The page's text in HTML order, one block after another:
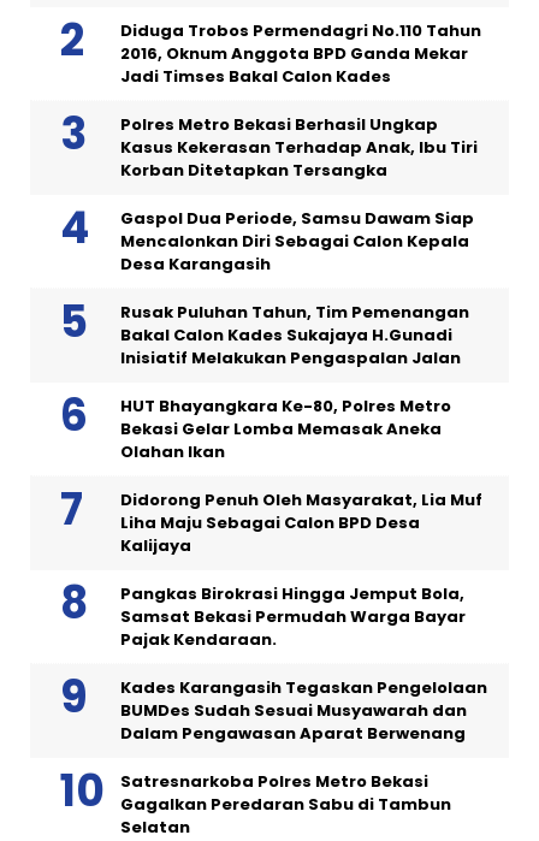
Diduga Trobos Permendagri No.110 Tahun
2016, Oknum Anggota BPD Ganda Mekar
Jadi Timses Bakal Calon Kades
Polres Metro Bekasi Berhasil Ungkap
Kasus Kekerasan Terhadap Anak, Ibu Tiri
Korban Ditetapkan Tersangka
Gaspol Dua Periode, Samsu Dawam Siap
Mencalonkan Diri Sebagai Calon Kepala
Desa Karangasih
Rusak Puluhan Tahun, Tim Pemenangan
Bakal Calon Kades Sukajaya H.Gunadi
Inisiatif Melakukan Pengaspalan Jalan
HUT Bhayangkara Ke-80, Polres Metro
Bekasi Gelar Lomba Memasak Aneka
Olahan Ikan
Didorong Penuh Oleh Masyarakat, Lia Muf
Liha Maju Sebagai Calon BPD Desa
Kalijaya
Pangkas Birokrasi Hingga Jemput Bola,
Samsat Bekasi Permudah Warga Bayar
Pajak Kendaraan.
Kades Karangasih Tegaskan Pengelolaan
BUMDes Sudah Sesuai Musyawarah dan
Dalam Pengawasan Aparat Berwenang
Satresnarkoba Polres Metro Bekasi
Gagalkan Peredaran Sabu di Tambun
Selatan